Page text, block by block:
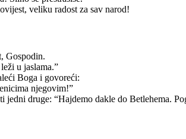
veliku radost za sav narod!
Gospodin.
u jaslama.”
Boga i govoreći:
njegovim!”
jedni druge: “Hajdemo dakle do Betlehema.